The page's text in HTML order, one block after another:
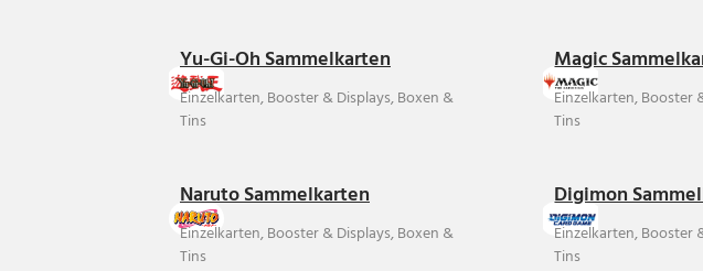
Yu-Gi-Oh Sammelkarten
Einzelkarten, Booster & Displays, Boxen &
Tins
Magic
Einzelkarten, Booster
Tins
Naruto Sammelkarten
Einzelkarten, Booster & Displays, Boxen &
Tins
Digimon
Einzelkarten, Booster
Tins